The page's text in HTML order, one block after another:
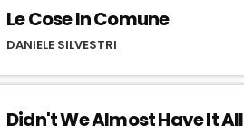
Le Cose In Comune
DANIELE SILVESTRI
Didn't We Almost Have It All